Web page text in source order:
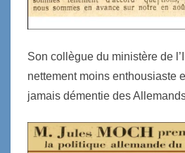
Son collègue du ministère de
nettement moins enthousiaste
jamais démentie des